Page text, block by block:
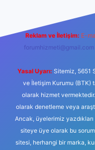
Reklam ve İletişim: E-
forumhizmeti@gmail.com
Yasal Uyarı: Sitemiz, 5651
ve İletişim Kurumu (BTK)
olarak hizmet
olarak denetleme veya
Ancak, üyelerimiz
siteye üye olarak bu
sitesi, herhangi bir marka,